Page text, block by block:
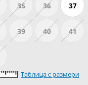
35 36 37
39 40 41
Таблица с размери